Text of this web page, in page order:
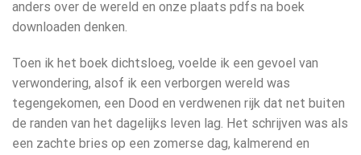
anders over de wereld en onze plaats pdfs na boek
downloaden denken.
Toen ik het boek dichtsloeg, voelde ik een gevoel van
verwondering, alsof ik een verborgen wereld was
tegengekomen, een Dood en verdwenen rijk dat net buiten
de randen van het dagelijks leven lag. Het schrijven was als
een zachte bries op een zomerse dag, kalmerend en